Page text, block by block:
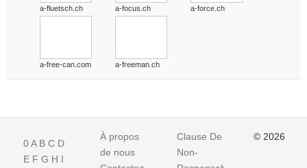
a-fluetsch.ch a-focus.ch a-force.ch
a-free-can.com a-freeman.ch
0A B C D
E F G H I
À propos
de nous
Clause De
Non-
© 2026